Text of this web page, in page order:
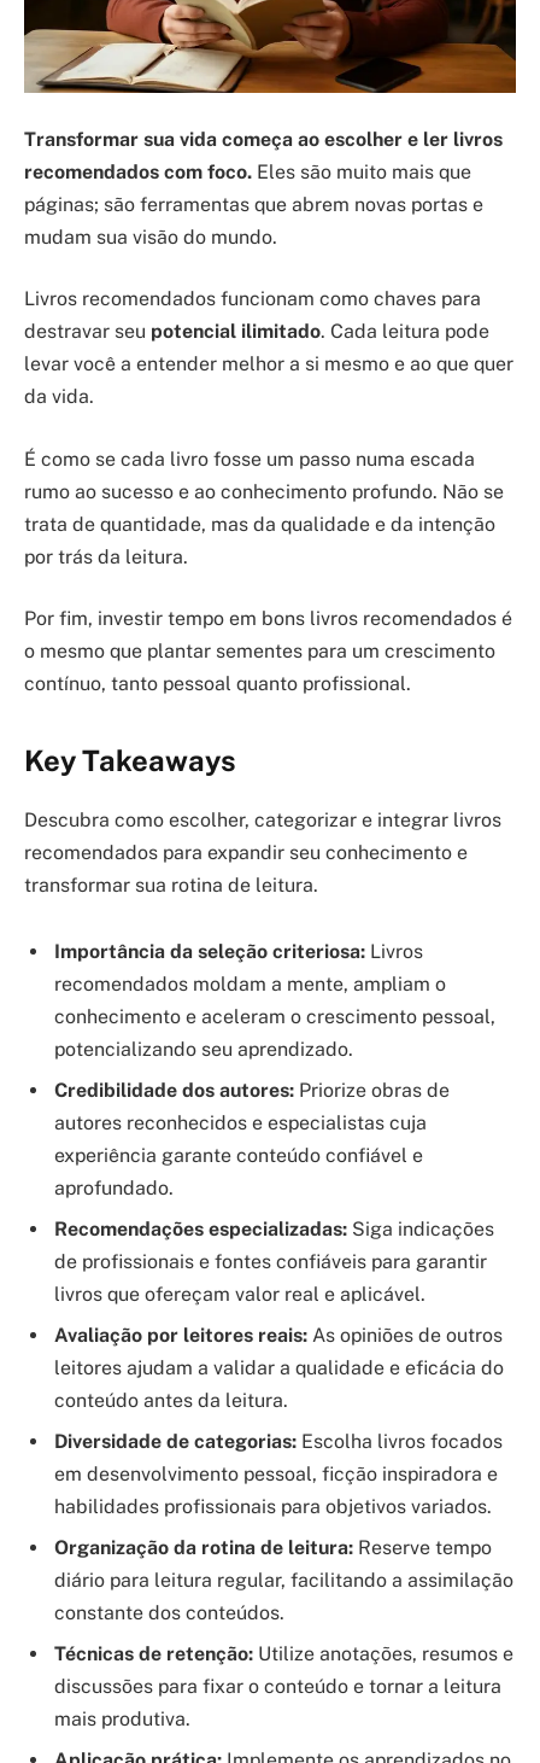
Transformar sua vida começa ao escolher e ler livros
recomendados com foco. Eles são muito mais que
páginas; são ferramentas que abrem novas portas e
mudam sua visão do mundo.
Livros recomendados funcionam como chaves para
destravar seu potencial ilimitado. Cada leitura pode
levar você a entender melhor a si mesmo e ao que quer
da vida.
É como se cada livro fosse um passo numa escada
rumo ao sucesso e ao conhecimento profundo. Não se
trata de quantidade, mas da qualidade e da intenção
por trás da leitura.
Por fim, investir tempo em bons livros recomendados é
o mesmo que plantar sementes para um crescimento
contínuo, tanto pessoal quanto profissional.
Key Takeaways
Descubra como escolher, categorizar e integrar livros
recomendados para expandir seu conhecimento e
transformar sua rotina de leitura.
Importância da seleção criteriosa: Livros
recomendados moldam a mente, ampliam o
conhecimento e aceleram o crescimento pessoal,
potencializando seu aprendizado.
Credibilidade dos autores: Priorize obras de
autores reconhecidos e especialistas cuja
experiência garante conteúdo confiável e
aprofundado.
Recomendações especializadas: Siga indicações
de profissionais e fontes confiáveis para garantir
livros que ofereçam valor real e aplicável.
Avaliação por leitores reais: As opiniões de outros
leitores ajudam a validar a qualidade e eficácia do
conteúdo antes da leitura.
Diversidade de categorias: Escolha livros focados
em desenvolvimento pessoal, ficção inspiradora e
habilidades profissionais para objetivos variados.
Organização da rotina de leitura: Reserve tempo
diário para leitura regular, facilitando a assimilação
constante dos conteúdos.
Técnicas de retenção: Utilize anotações, resumos e
discussões para fixar o conteúdo e tornar a leitura
mais produtiva.